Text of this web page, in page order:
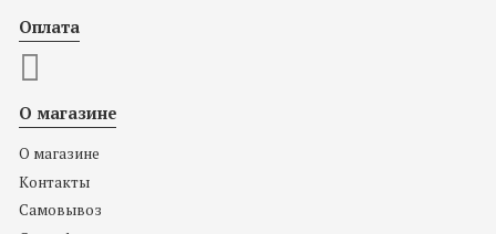
Оплата
О магазине
О магазине
Контакты
Самовывоз